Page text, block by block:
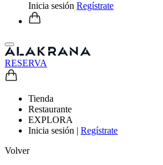
Inicia sesión Regístrate
RESERVA
Tienda
Restaurante
EXPLORA
Inicia sesión | Regístrate
Volver